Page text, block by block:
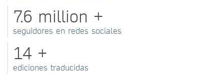
7.6 million +
seguidores en redes sociales
14 +
ediciones traducidas